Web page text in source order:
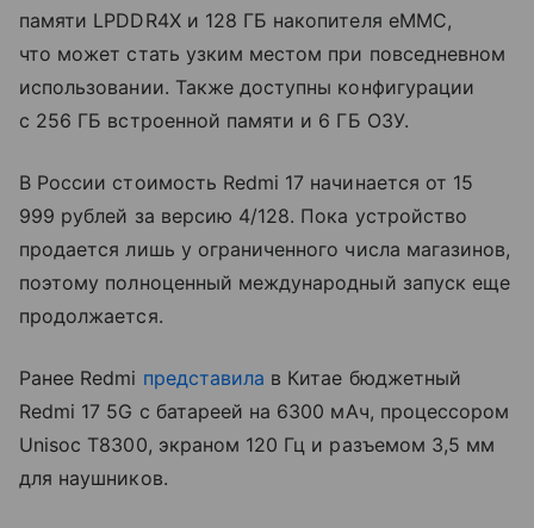
памяти LPDDR4X и 128 ГБ накопителя eMMC,
что может стать узким местом при повседневном
использовании. Также доступны конфигурации
с 256 ГБ встроенной памяти и 6 ГБ ОЗУ.
В России стоимость Redmi 17 начинается от 15
999 рублей за версию 4/128. Пока устройство
продается лишь у ограниченного числа магазинов,
поэтому полноценный международный запуск еще
продолжается.
Ранее Redmi представила в Китае бюджетный
Redmi 17 5G с батареей на 6300 мАч, процессором
Unisoc T8300, экраном 120 Гц и разъемом 3,5 мм
для наушников.